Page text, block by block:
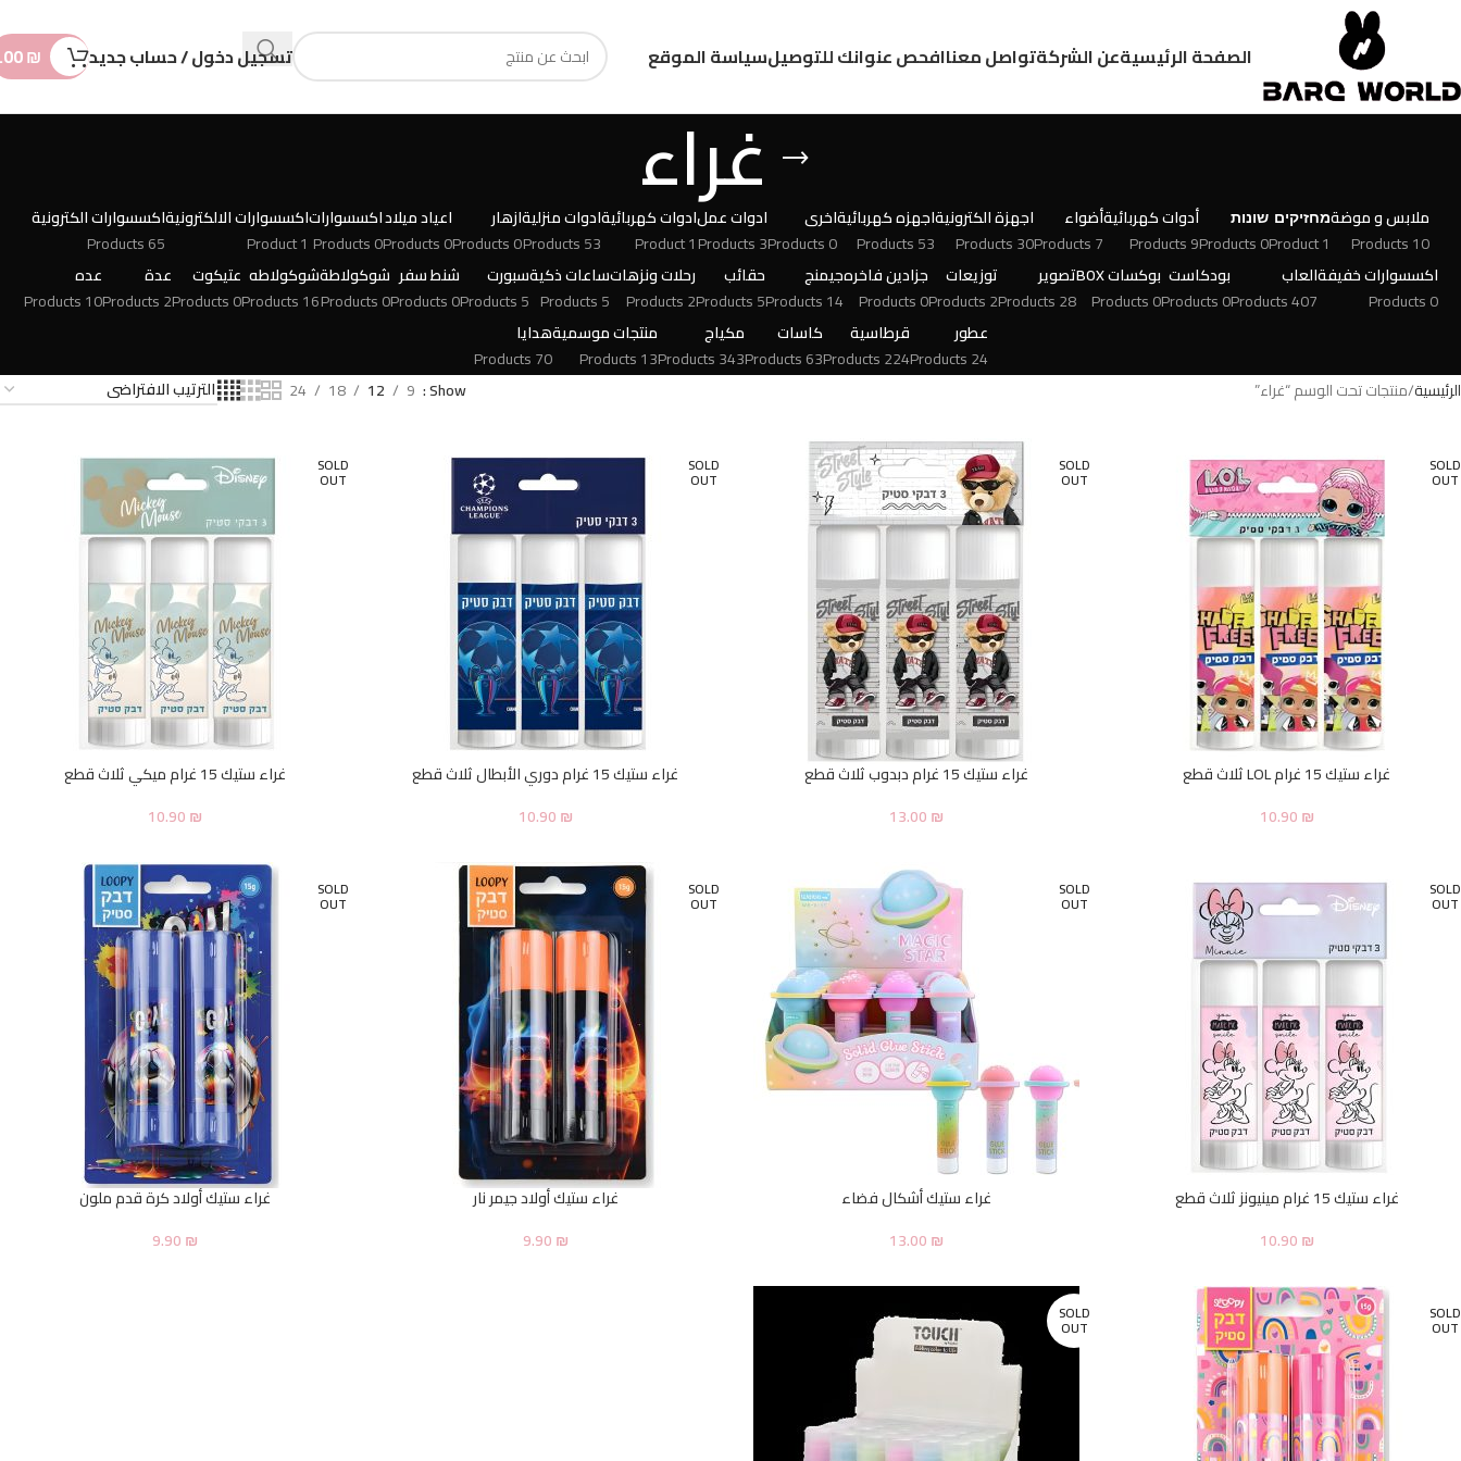
الصفحة الرئيسيةعن الشركةتواصل معناافحص عنوانك للتوصيلسياسة الموقع تسجيل دخول / حساب جديد ₪
غراء
ملابس و موضة
10 Products
מחזיקים
1 Product
שונות
0 Products
أدوات كهربائية
9 Products
أضواء
7 Products
اجهزة الكترونية
30 Products
اجهزه كهربائية
53 Products
اخرى
0 Products
ادوات عمل
3 Products
ادوات كهربائية
1 Product
ادوات منزلية
53 Products
ازهار
0 Products
اعياد ميلاد
0 Products
اكسسوارات
0 Products
اكسسوارات الالكترونية
1 Product
اكسسوارات الكترونية
65 Products
اكسسوارات خفيفة
0 Products
العاب
407 Products
بودكاست
0 Products
بوكسات BOX
0 Products
تصوير
28 Products
توزيعات
2 Products
جزادين فاخره
0 Products
جيمنج
14 Products
حقائب
5 Products
رحلات ونزهات
2 Products
ساعات ذكية
5 Products
سبورت
5 Products
شنط سفر
0 Products
شوكولاطة
0 Products
شوكولاطه
16 Products
عتيكوت
0 Products
عدة
2 Products
عده
10 Products
عطور
24 Products
قرطاسية
224 Products
كاسات
63 Products
مكياج
343 Products
منتجات موسمية
13 Products
هدايا
70 Products
الرئيسية منتجات تحت الوسم “غراء” Show
9
12
18
24
SOLD
OUT
غراء ستيك 15 غرام LOL ثلاث قطع
10.90₪
SOLD
OUT
غراء ستيك 15 غرام دبدوب ثلاث قطع
13.00₪
SOLD
OUT
غراء ستيك 15 غرام دوري الأبطال ثلاث قطع
10.90₪
SOLD
OUT
غراء ستيك 15 غرام ميكي ثلاث قطع
10.90₪
SOLD
OUT
غراء ستيك 15 غرام مينيونز ثلاث قطع
10.90₪
SOLD
OUT
غراء ستيك أشكال فضاء
13.00₪
SOLD
OUT
غراء ستيك أولاد جيمر نار
9.90₪
SOLD
OUT
غراء ستيك أولاد كرة قدم ملون
9.90₪
SOLD
OUT
SOLD
OUT